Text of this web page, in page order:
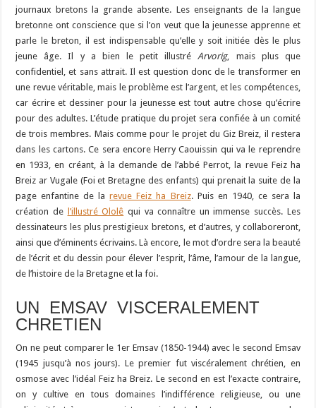
journaux bretons la grande absente. Les enseignants de la langue
bretonne ont conscience que si l’on veut que la jeunesse apprenne et
parle le breton, il est indispensable qu’elle y soit initiée dès le plus
jeune âge. Il y a bien le petit illustréArvorig, mais plus que
confidentiel, et sans attrait. Il est question donc de le transformer en
une revue véritable, mais le problème est l’argent, et les compétences,
car écrire et dessiner pour la jeunesse est tout autre chose qu’écrire
pour des adultes. L’étude pratique du projet sera confiée à un comité
de trois membres. Mais comme pour le projet du Giz Breiz, il restera
dans les cartons. Ce sera encore Herry Caouissin qui va le reprendre
en 1933, en créant, à la demande de l’abbé Perrot, la revue Feiz ha
Breiz ar Vugale (Foi et Bretagne des enfants) qui prenait la suite de la
page enfantine de larevue Feiz ha Breiz. Puis en 1940, ce sera la
création de l’illustré Ololê qui va connaître un immense succès. Les
dessinateurs les plus prestigieux bretons, et d’autres, y collaboreront,
ainsi que d’éminents écrivains. Là encore, le mot d’ordre sera la beauté
de l’écrit et du dessin pour élever l’esprit, l’âme, l’amour de la langue,
de l’histoire de la Bretagne et la foi.
UN EMSAV VISCERALEMENT
CHRETIEN
On ne peut comparer le 1er Emsav (1850-1944) avec le second Emsav
(1945 jusqu’à nos jours). Le premier fut viscéralement chrétien, en
osmose avec l’idéal Feiz ha Breiz. Le second en est l’exacte contraire,
on y cultive en tous domaines l’indifférence religieuse, ou une